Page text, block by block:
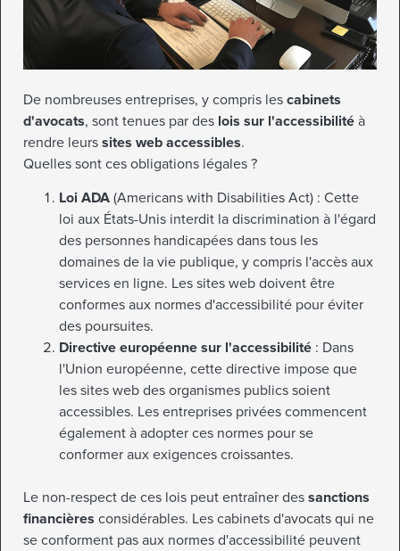
De nombreuses entreprises, y compris les cabinets
d'avocats, sont tenues par des lois sur l'accessibilité à
rendre leurs sites web accessibles.
Quelles sont ces obligations légales ?
Loi ADA (Americans with Disabilities Act) : Cette
loi aux États-Unis interdit la discrimination à l'égard
des personnes handicapées dans tous les
domaines de la vie publique, y compris l'accès aux
services en ligne. Les sites web doivent être
conformes aux normes d'accessibilité pour éviter
des poursuites.
Directive européenne sur l'accessibilité : Dans
l'Union européenne, cette directive impose que
les sites web des organismes publics soient
accessibles. Les entreprises privées commencent
également à adopter ces normes pour se
conformer aux exigences croissantes.
Le non-respect de ces lois peut entraîner des sanctions
financières considérables. Les cabinets d'avocats qui ne
se conforment pas aux normes d'accessibilité peuvent